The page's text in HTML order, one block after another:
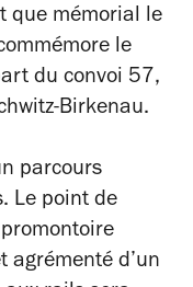
que mémorial le
le
du convoi 57,
Birkenau.
parcours
Le point de
agrémenté d’un